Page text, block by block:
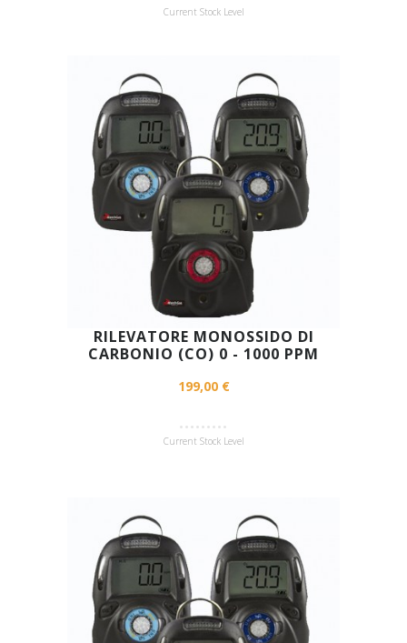
Current Stock Level
RILEVATORE MONOSSIDO DI
CARBONIO (CO) 0 - 1000 PPM
199,00 €
Current Stock Level